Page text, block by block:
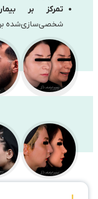
تمرکز بر بیمار
:
شخصی‌سازی‌شده بر اساس